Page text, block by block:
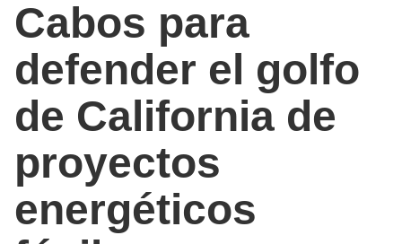
Cabos para
defender el golfo
de California de
proyectos
energéticos